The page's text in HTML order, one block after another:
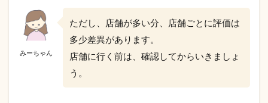
みーちゃん
ただし、店舗が多い分、店舗ごとに評価は
多少差異があります。
店舗に行く前は、確認してからいきましょ
う。